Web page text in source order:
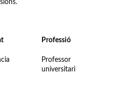
Professió
Professor
universitari